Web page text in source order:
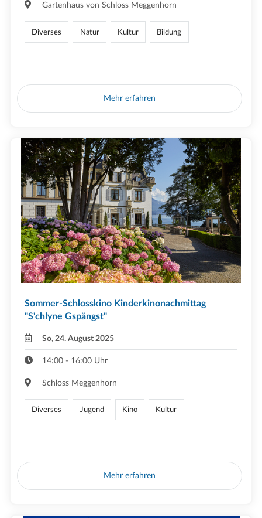
Gartenhaus von Schloss Meggenhorn
Diverses Natur Kultur Bildung
Mehr erfahren
Sommer-Schlosskino Kinderkinonachmittag
"S'chlyne Gspängst"
So, 24. August 2025
14:00 - 16:00 Uhr
Schloss Meggenhorn
Diverses Jugend Kino Kultur
Mehr erfahren